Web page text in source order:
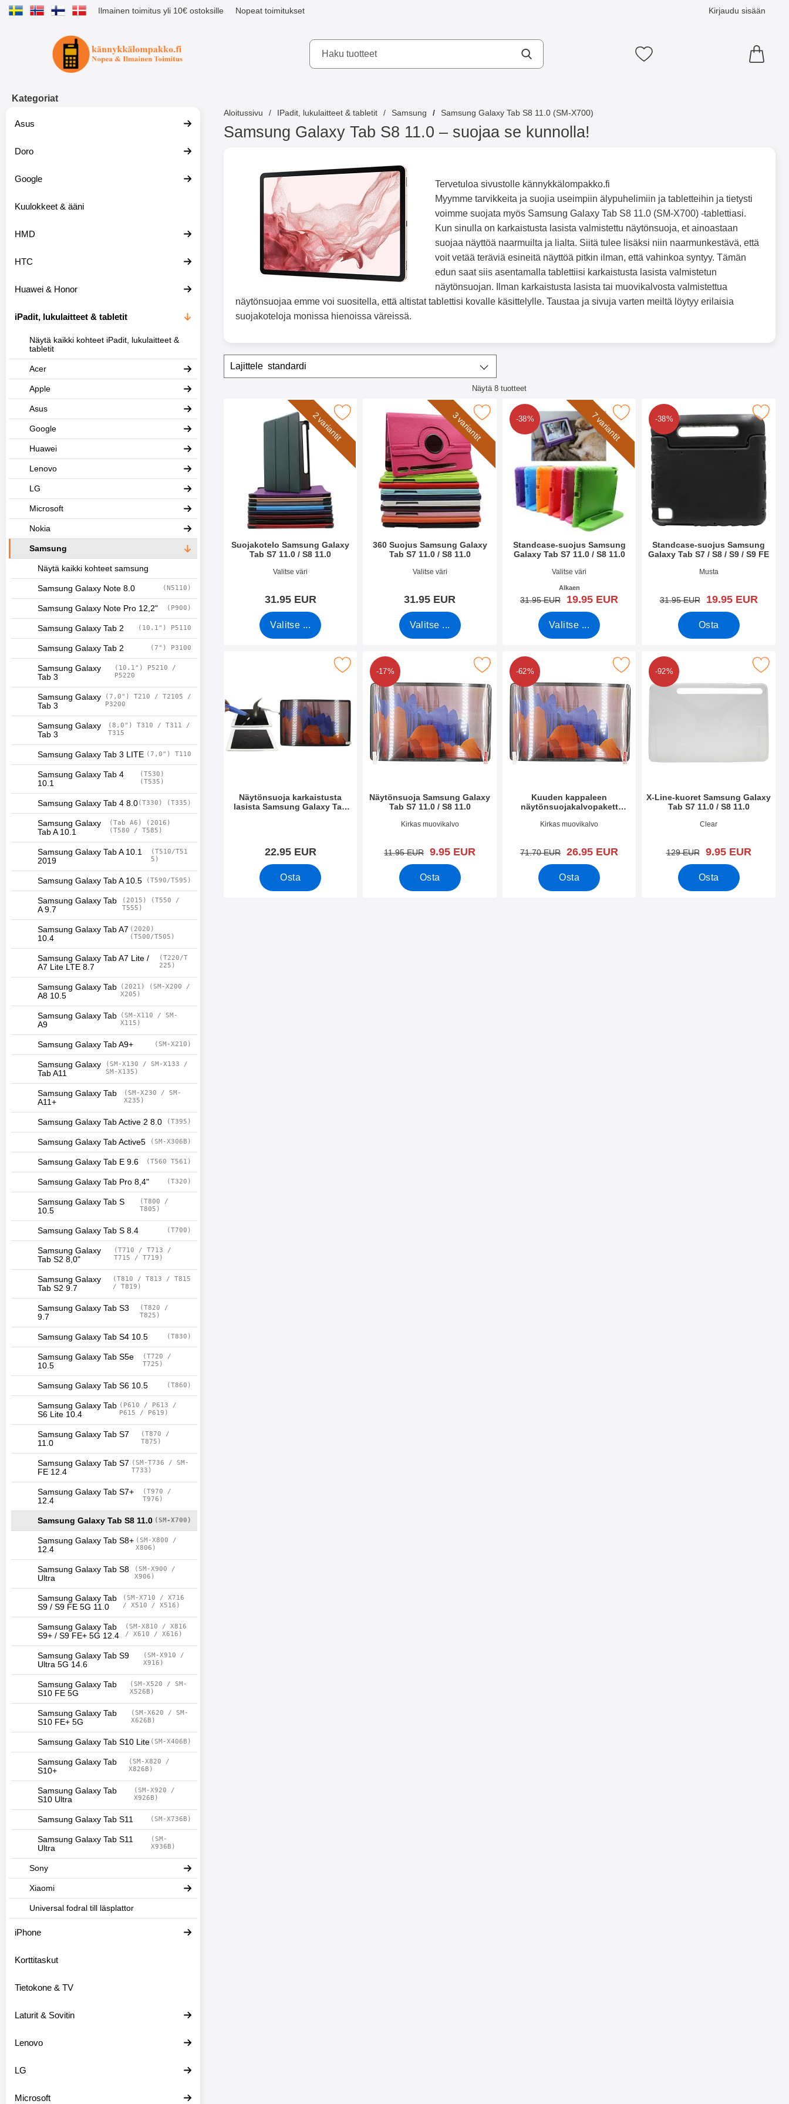
Ilmainen toimitus yli 10€ ostoksille Nopeat toimitukset Kirjaudu sisään
Ostoskori laajennettu Tibro billiga mobilskydd AB Suosikkini
Kategoriat
Asus
Doro
Google
Kuulokkeet & ääni
HMD
HTC
Huawei & Honor
iPadit, lukulaitteet & tabletit
Näytä kaikki kohteet iPadit, lukulaitteet &
tabletit
Acer
Apple
Asus
Google
Huawei
Lenovo
LG
Microsoft
Nokia
Samsung
Näytä kaikki kohteet samsung
Samsung Galaxy Note 8.0 (N5110)
Samsung Galaxy Note Pro 12,2" (P900)
Samsung Galaxy Tab 2 (10.1") P5110
Samsung Galaxy Tab 2 (7") P3100
Samsung Galaxy
Tab 3
(10.1") P5210 /
P5220
Samsung Galaxy
Tab 3
(7,0") T210 / T2105 /
P3200
Samsung Galaxy
Tab 3
(8,0") T310 / T311 /
T315
Samsung Galaxy Tab 3 LITE (7,0") T110
Samsung Galaxy Tab 4
10.1
(T530)
(T535)
Samsung Galaxy Tab 4 8.0(T330) (T335)
Samsung Galaxy
Tab A 10.1
(Tab A6) (2016)
(T580 / T585)
Samsung Galaxy Tab A 10.1
2019
(T510/T51
5)
Samsung Galaxy Tab A 10.5 (T590/T595)
Samsung Galaxy Tab
A 9.7
(2015) (T550 /
T555)
Samsung Galaxy Tab A7
10.4
(2020)
(T500/T505)
Samsung Galaxy Tab A7 Lite /
A7 Lite LTE 8.7
(T220/T
225)
Samsung Galaxy Tab
A8 10.5
(2021) (SM-X200 /
X205)
Samsung Galaxy Tab
A9
(SM-X110 / SM-
X115)
Samsung Galaxy Tab A9+ (SM-X210)
Samsung Galaxy
Tab A11
(SM-X130 / SM-X133 /
SM-X135)
Samsung Galaxy Tab
A11+
(SM-X230 / SM-
X235)
Samsung Galaxy Tab Active 2 8.0 (T395)
Samsung Galaxy Tab Active5 (SM-X306B)
Samsung Galaxy Tab E 9.6 (T560 T561)
Samsung Galaxy Tab Pro 8,4" (T320)
Samsung Galaxy Tab S
10.5
(T800 /
T805)
Samsung Galaxy Tab S 8.4 (T700)
Samsung Galaxy
Tab S2 8,0"
(T710 / T713 /
T715 / T719)
Samsung Galaxy
Tab S2 9.7
(T810 / T813 / T815
/ T819)
Samsung Galaxy Tab S3
9.7
(T820 /
T825)
Samsung Galaxy Tab S4 10.5 (T830)
Samsung Galaxy Tab S5e
10.5
(T720 /
T725)
Samsung Galaxy Tab S6 10.5 (T860)
Samsung Galaxy Tab
S6 Lite 10.4
(P610 / P613 /
P615 / P619)
Samsung Galaxy Tab S7
11.0
(T870 /
T875)
Samsung Galaxy Tab S7
FE 12.4
(SM-T736 / SM-
T733)
Samsung Galaxy Tab S7+
12.4
(T970 /
T976)
Samsung Galaxy Tab S8 11.0 (SM-X700)
Samsung Galaxy Tab S8+
12.4
(SM-X800 /
X806)
Samsung Galaxy Tab S8
Ultra
(SM-X900 /
X906)
Samsung Galaxy Tab
S9 / S9 FE 5G 11.0
(SM-X710 / X716
/ X510 / X516)
Samsung Galaxy Tab
S9+ / S9 FE+ 5G 12.4
(SM-X810 / X816
/ X610 / X616)
Samsung Galaxy Tab S9
Ultra 5G 14.6
(SM-X910 /
X916)
Samsung Galaxy Tab
S10 FE 5G
(SM-X520 / SM-
X526B)
Samsung Galaxy Tab
S10 FE+ 5G
(SM-X620 / SM-
X626B)
Samsung Galaxy Tab S10 Lite (SM-X406B)
Samsung Galaxy Tab
S10+
(SM-X820 /
X826B)
Samsung Galaxy Tab
S10 Ultra
(SM-X920 /
X926B)
Samsung Galaxy Tab S11 (SM-X736B)
Samsung Galaxy Tab S11
Ultra
(SM-
X936B)
Sony
Xiaomi
Universal fodral till läsplattor
iPhone
Korttitaskut
Tietokone & TV
Laturit & Sovitin
Lenovo
LG
Microsoft
Aloitussivu IPadit, lukulaitteet & tabletit Samsung Samsung Galaxy Tab S8 11.0 (SM-X700)
Samsung Galaxy Tab S8 11.0 – suojaa se kunnolla!
Tervetuloa sivustolle kännykkälompakko.fi
Myymme tarvikkeita ja suojia useimpiin älypuhelimiin ja tabletteihin ja tietysti
voimme suojata myös Samsung Galaxy Tab S8 11.0 (SM-X700) -tablettiasi.
Kun sinulla on karkaistusta lasista valmistettu näytönsuoja, et ainoastaan
suojaa näyttöä naarmuilta ja lialta. Siitä tulee lisäksi niin naarmunkestävä, että
voit vetää teräviä esineitä näyttöä pitkin ilman, että vahinkoa syntyy. Tämän
edun saat siis asentamalla tablettiisi karkaistusta lasista valmistetun
näytönsuojan. Ilman karkaistusta lasista tai muovikalvosta valmistettua
näytönsuojaa emme voi suositella, että altistat tablettisi kovalle käsittelylle. Taustaa ja sivuja varten meiltä löytyy erilaisia
suojakoteloja monissa hienoissa väreissä.
i
Suodata/lajittele
standardi
Näytä8tuotteet
tuotelista
2 variantit
Suojakotelo Samsung Galaxy
Tab S7 11.0 / S8 11.0
Tuote.nro 37211
Valitse väri
31.95 EUR
Valitse ...
Merkitse suojakotelo Samsung Galaxy Tab S7 11.0 / S8 11.0 suosikiksi
3 variantit
360 Suojus Samsung Galaxy
Tab S7 11.0 / S8 11.0
Tuote.nro 37213
Valitse väri
31.95 EUR
Valitse ...
Merkitse 360 Suojus Samsung Galaxy Tab S7 11.0 / S8 11.0 suosikiksi
7 variantit
-38%
Standcase-suojus Samsung
Galaxy Tab S7 11.0 / S8 11.0
Tuote.nro 42629
Valitse väri
Alkaen
vanha hinta
31.95 EUR uusi hinta
19.95 EUR
Valitse ...
Merkitse standcase-suojus Samsung Galaxy Tab S7 11.0 / S8 11.0 suosikiksi
-38%
Standcase-suojus Samsung
Galaxy Tab S7 / S8 / S9 / S9 FE
Tuote.nro 51121Musta
vanha hinta
31.95 EUR uusi hinta
19.95 EUR
Osta
Merkitse standcase-suojus Samsung Galaxy
Näytönsuoja karkaistusta
lasista Samsung Galaxy Tab
22.95 EUR
Osta
Merkitse näytönsuoja karkaistusta lasista Samsung Galaxy Tab S7 / S8 11.0 suosikiksi
-17%
Näytönsuoja Samsung Galaxy
Tab S7 11.0 / S8 11.0
Tuote.nro 37210
Kirkas muovikalvo
vanha hinta
11.95 EUR uusi hinta
9.95 EUR
Osta
Merkitse näytönsuoja Samsung Galaxy Tab S7 11.0 / S8 11.0 suosikiksi
-62%
Kuuden kappaleen
näytönsuojakalvopakett
S8 11.0
Tuote.nro 37209
Kirkas muovikalvo
vanha hinta
71.70 EUR uusi hinta
26.95 EUR
Osta
Merkitse kuuden kappaleen näytönsuojakalvopakett Samsung Galaxy Tab S7 11.0 / S8
-92%
X-Line-kuoret Samsung Galaxy
Tab S7 11.0 / S8 11.0
Tuote.nro 37341
Clear
vanha hinta
129 EUR uusi hinta
9.95 EUR
Osta
Merkitse x-Line-kuoret Samsung Galaxy